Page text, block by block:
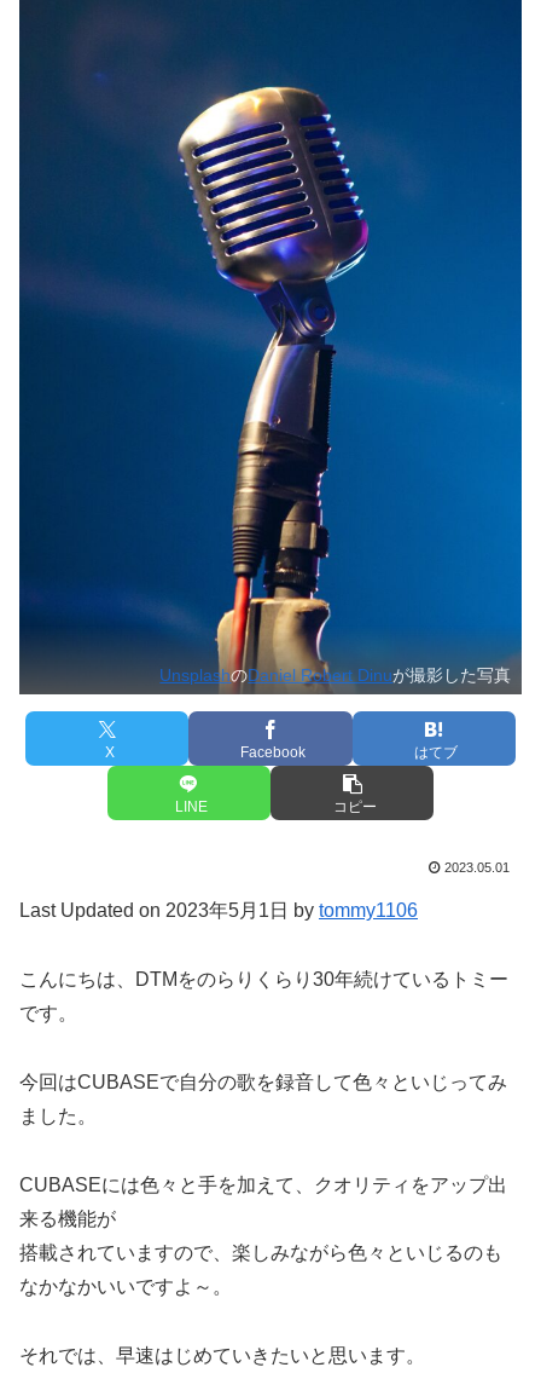
UnsplashのDaniel Robert Dinuが撮影した写真
X Facebook はてブ
LINE コピー
2023.05.01
Last Updated on 2023年5月1日 by tommy1106
こんにちは、DTMをのらりくらり30年続けているトミー
です。
今回はCUBASEで自分の歌を録音して色々といじってみ
ました。
CUBASEには色々と手を加えて、クオリティをアップ出
来る機能が
搭載されていますので、楽しみながら色々といじるのも
なかなかいいですよ～。
それでは、早速はじめていきたいと思います。